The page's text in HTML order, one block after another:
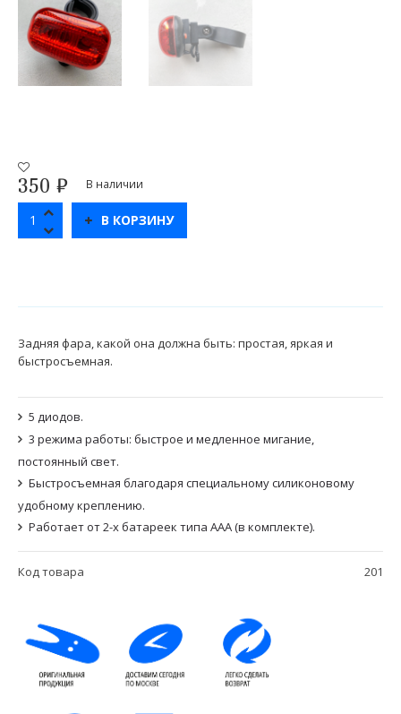
350 ₽ В наличии
В КОРЗИНУ
Задняя фара, какой она должна быть: простая, яркая и
быстросъемная.
5 диодов.
3 режима работы: быстрое и медленное мигание,
постоянный свет.
Быстросъемная благодаря специальному силиконовому
удобному креплению.
Работает от 2-х батареек типа ААА (в комплекте).
Код товара 201